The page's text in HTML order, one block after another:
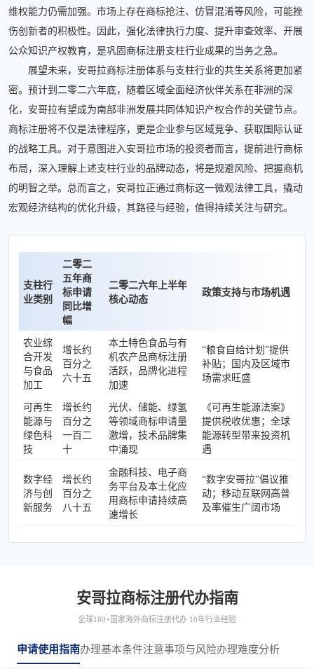
维权能力仍需加强。市场上存在商标抢注、仿冒混淆等风险，可能挫
伤创新者的积极性。因此，强化法律执行力度、提升审查效率、开展
公众知识产权教育，是巩固商标注册支柱行业成果的当务之急。
展望未来，安哥拉商标注册体系与支柱行业的共生关系将更加紧
密。预计到二零二六年底，随着区域全面经济伙伴关系在非洲的深
化，安哥拉有望成为南部非洲发展共同体知识产权合作的关键节点。
商标注册将不仅是法律程序，更是企业参与区域竞争、获取国际认证
的战略工具。对于意图进入安哥拉市场的投资者而言，提前进行商标
布局，深入理解上述支柱行业的品牌动态，将是规避风险、把握商机
的明智之举。总而言之，安哥拉正通过商标这一微观法律工具，撬动
宏观经济结构的优化升级，其路径与经验，值得持续关注与研究。
支柱行
业类别
二零二
五年商
标申请
同比增
幅
二零二六年上半年
核心动态
政策支持与市场机遇
农业综
合开发
与食品
加工
增长约
百分之
六十五
本土特色食品与有
机农产品商标注册
活跃，品牌化进程
加速
“粮食自给计划”提供
补贴；国内及区域市
场需求旺盛
可再生
能源与
绿色科
技
增长约
百分之
一百二
十
光伏、储能、绿氢
等领域商标申请量
激增，技术品牌集
中涌现
《可再生能源法案》
提供税收优惠；全球
能源转型带来投资机
遇
数字经
济与创
新服务
增长约
百分之
八十五
金融科技、电子商
务平台及本土化应
用商标申请持续高
速增长
“数字安哥拉”倡议推
动；移动互联网高普
及率催生广阔市场
安哥拉商标注册代办指南
全球180+国家海外商标注册代办 10年行业经验
申请使用指南办理基本条件注意事项与风险办理难度分析